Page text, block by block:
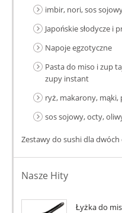
imbir, nori, sos
Japońskie słodycze i
Napoje egzotyczne
Pasta do miso i zup
zupy instant
ryż, makarony,
sos sojowy, octy,
Zestawy do sushi dla dwóch
Nasze Hity
Łyżka do